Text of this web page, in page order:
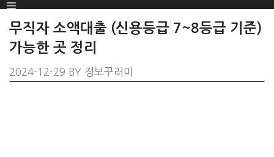
SKIP
TO
CONTENT
Menu
무직자 소액대출 (신용등급 7~8등급 기준)
가능한 곳 정리
2024-12-29 BY 정보꾸러미